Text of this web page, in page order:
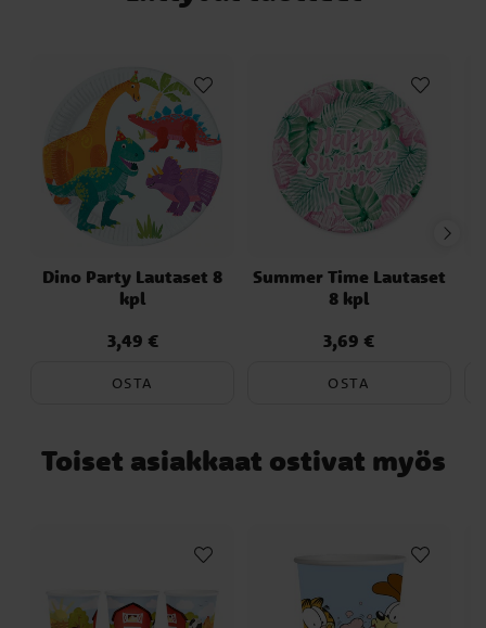
niiden tilavuus on 220 ml.
Dino Party Lautaset 8
kpl
Hinta:3,49 €
3,49 €
OSTA
Summer Time Lautaset
8 kpl
Hinta:3,69 €
3,69 €
OSTA
Toiset asiakkaat ostivat myös